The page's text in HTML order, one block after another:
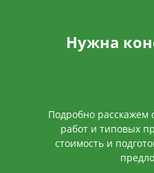
Нужна
Подробно расскажем
работ и типовых
стоимость и